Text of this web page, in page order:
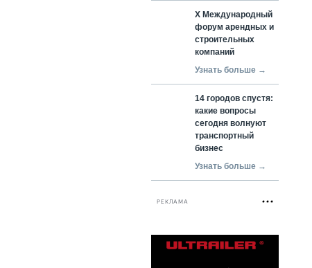
X Международный
форум арендных и
строительных
компаний
Узнать больше →
14 городов спустя:
какие вопросы
сегодня волнуют
транспортный
бизнес
Узнать больше →
РЕКЛАМА